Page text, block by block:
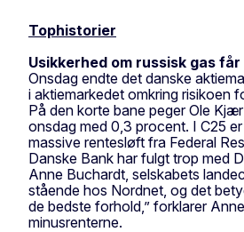
Tophistorier
Usikkerhed om russisk gas
Onsdag endte det danske
i aktiemarkedet omkring risikoen
På den korte bane peger Ole
onsdag med 0,3 procent. I C25
massive rentesløft fra Federal
Danske Bank har fulgt trop med
Anne Buchardt, selskabets
stående hos Nordnet, og det
de bedste forhold,” forklarer
minusrenterne.